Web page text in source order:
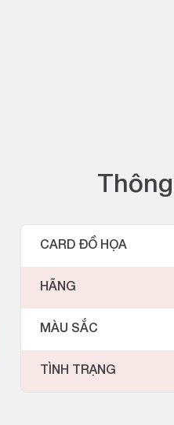
CARD ĐỒ HỌA
HÃNG
MÀU SẮC
TÌNH TRẠNG